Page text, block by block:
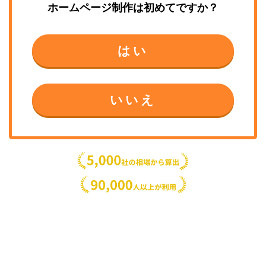
ホームページ制作は初めてですか？
はい
いいえ